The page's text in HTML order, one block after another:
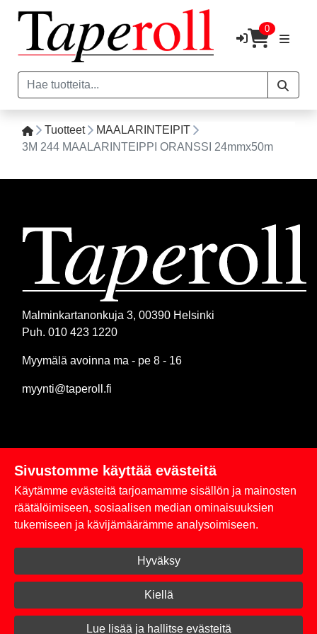
0
Tuotteet
MAALARINTEIPIT
3M 244 MAALARINTEIPPI ORANSSI 24mmx50m
Malminkartanonkuja 3, 00390 Helsinki
Puh. 010 423 1220
Myymälä avoinna ma - pe 8 - 16
myynti@taperoll.fi
Linkit
Rekisteriseloste
Toimitus- ja maksuehdot
Kirjaudu sisään
© 2026 Taperoll
Sivustomme käyttää evästeitä
Käytämme evästeitä tarjoamamme sisällön ja mainosten
räätälöimiseen, sosiaalisen median ominaisuuksien
tukemiseen ja kävijämäärämme analysoimiseen.
Hyväksy
Kiellä
Lue lisää ja hallitse evästeitä